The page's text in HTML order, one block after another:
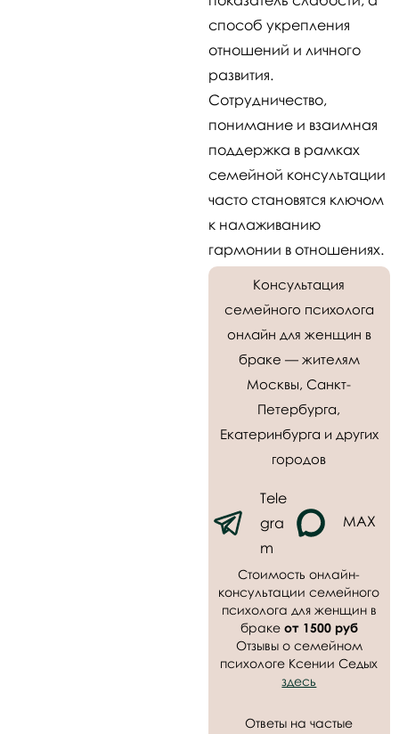
способ укрепления
отношений и личного
развития.
Сотрудничество,
понимание и взаимная
поддержка в рамках
семейной консультации
часто становятся ключом
к налаживанию
гармонии в отношениях.
Консультация
семейного психолога
онлайн для женщин в
браке — жителям
Москвы, Санкт-
Петербурга,
Екатеринбурга и других
городов
Tele
gra
m
MAX
Стоимость онлайн-
консультации семейного
психолога для женщин в
браке от 1500 руб
Отзывы о семейном
психологе Ксении Седых
здесь
Ответы на частые